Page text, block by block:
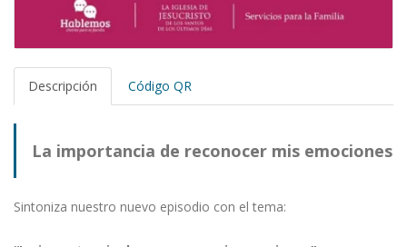
Descripción Código QR
La importancia de reconocer mis emociones
Sintoniza nuestro nuevo episodio con el tema: